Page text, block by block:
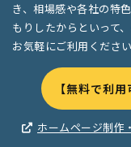
き、相場感や各社の特
もりしたからといって
お気軽にご利用ください
【無料で利
ホームページ制作